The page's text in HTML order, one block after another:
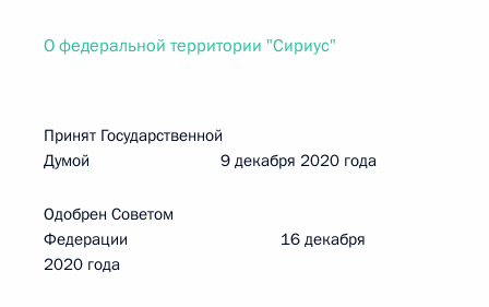
О федеральной территории "Сириус"
Принят Государственной
Думой 9 декабря 2020 года
Одобрен Советом
Федерации 16 декабря
2020 года